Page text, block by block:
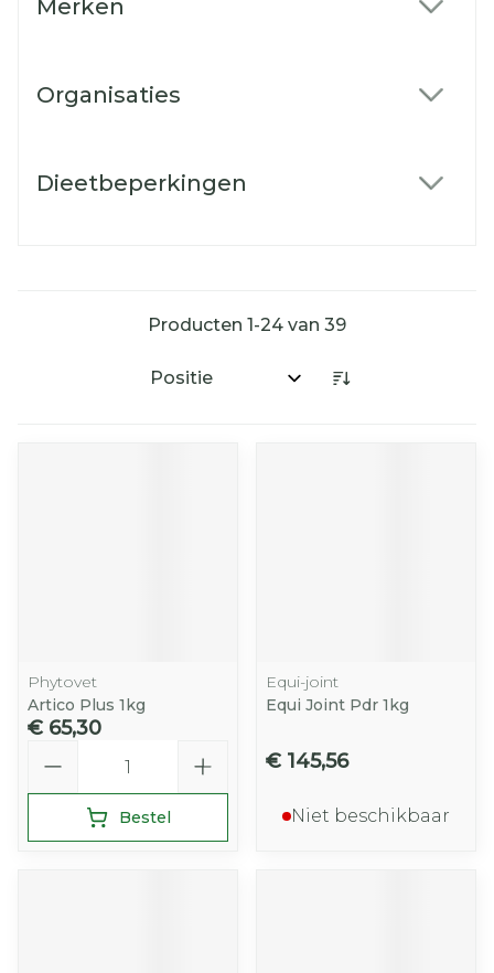
Merken
Organisaties
Dieetbeperkingen
Producten 1-24 van 39
Sorteer op:
Phytovet
Artico Plus 1kg
€ 65,30
Bestel
Equi-joint
Equi Joint Pdr 1kg
€ 145,56
Niet beschikbaar